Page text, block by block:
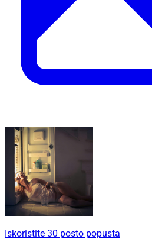
Iskoristite 30 posto popusta